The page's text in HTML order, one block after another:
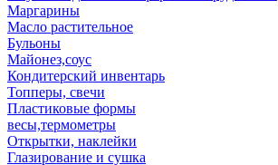
Маргарины
Масло растительное
Бульоны
Майонез,соус
Кондитерский инвентарь
Топперы, свечи
Пластиковые формы
весы,термометры
Открытки, наклейки
Глазирование и сушка